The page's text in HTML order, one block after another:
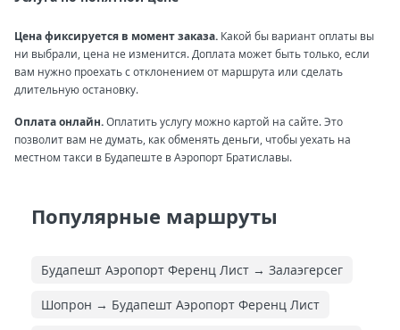
Цена фиксируется в момент заказа. Какой бы вариант оплаты вы
ни выбрали, цена не изменится. Доплата может быть только, если
вам нужно проехать с отклонением от маршрута или сделать
длительную остановку.
Оплата онлайн.Оплатить услугу можно картой на сайте. Это
позволит вам не думать, как обменять деньги, чтобы уехать на
местном такси в Будапеште в Аэропорт Братиславы.
Популярные маршруты
Будапешт Аэропорт Ференц Лист → Залаэгерсег
Шопрон → Будапешт Аэропорт Ференц Лист